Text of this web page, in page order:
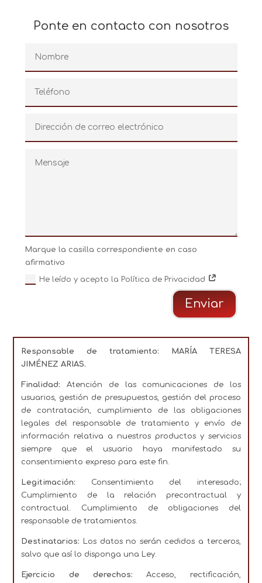
Ponte en contacto con nosotros
Marque la casilla correspondiente en caso
afirmativo
He leído y acepto la Política de Privacidad
Enviar
Responsable de tratamiento: MARÍA TERESA
JIMÉNEZ ARIAS.
Finalidad:
Atención de las comunicaciones de los
usuarios, gestión de presupuestos, gestión del proceso
de contratación, cumplimiento de las obligaciones
legales del responsable de tratamiento y envío de
información relativa a nuestros productos y servicios
siempre que el usuario haya manifestado su
consentimiento expreso para este fin.
Legitimación:
Consentimiento del interesado;
Cumplimiento de la relación precontractual y
contractual. Cumplimiento de obligaciones del
responsable de tratamientos.
Destinatarios:
Los datos no serán cedidos a terceros,
salvo que así lo disponga una Ley.
Ejercicio de derechos: Acceso, rectificación,